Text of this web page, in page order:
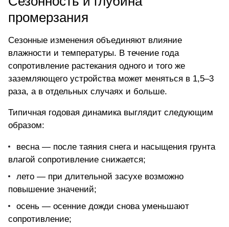
промерзания
Сезонные изменения объединяют влияние
влажности и температуры. В течение года
сопротивление растекания одного и того же
заземляющего устройства может меняться в 1,5–3
раза, а в отдельных случаях и больше.
Типичная годовая динамика выглядит следующим
образом:
весна — после таяния снега и насыщения грунта
влагой сопротивление снижается;
лето — при длительной засухе возможно
повышение значений;
осень — осенние дожди снова уменьшают
сопротивление;